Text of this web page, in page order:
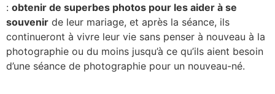
: obtenir de superbes photos pour les aider à se
souvenir de leur mariage, et après la séance, ils
continueront à vivre leur vie sans penser à nouveau à la
photographie ou du moins jusqu’à ce qu’ils aient besoin
d’une séance de photographie pour un nouveau-né.